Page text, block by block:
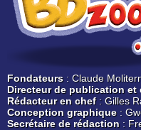
Fondateurs : Claude
Directeur de publication et
Rédacteur en chef: Gilles
Conception graphique:
Secrétaire de rédaction :